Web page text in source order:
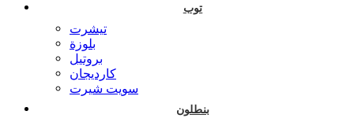
توب
تيشرت
بلوزة
بروتيل
كارديجان
سويت شيرت
بنطلون